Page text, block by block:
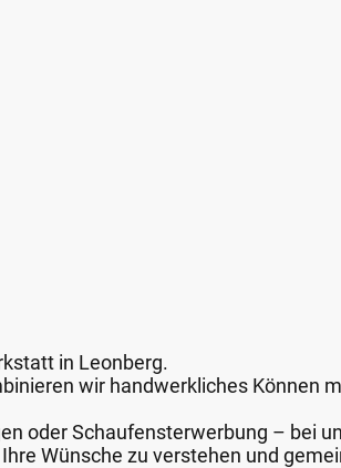
in Leonberg.
wir handwerkliches Können
oder Schaufensterwerbung – bei
Wünsche zu verstehen und